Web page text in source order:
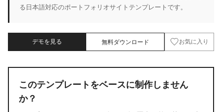
る日本語対応のポートフォリオサイトテンプレートです。
デモを見る 無料ダウンロード お気に入り
このテンプレートをベースに制作しません
か？